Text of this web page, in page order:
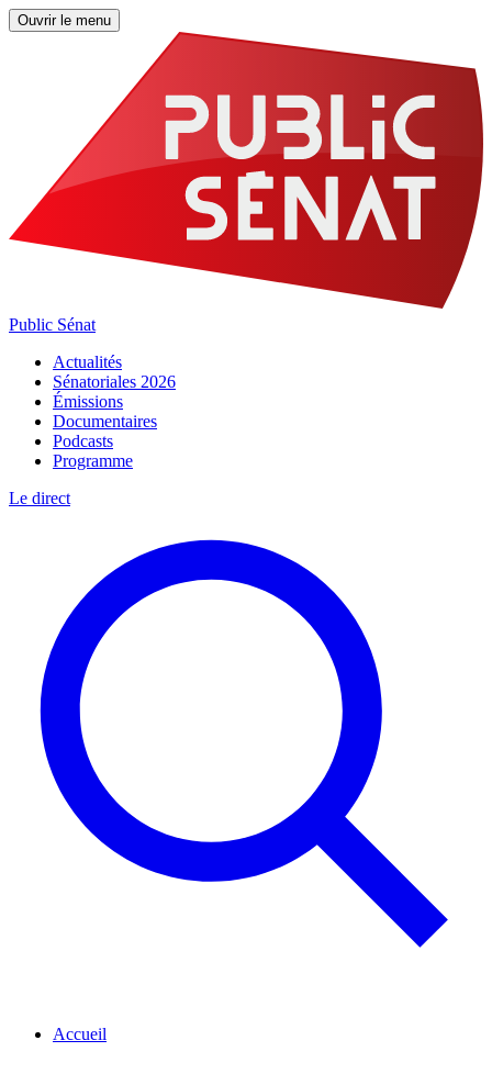
Ouvrir le menu
Public Sénat
Actualités
Sénatoriales 2026
Émissions
Documentaires
Podcasts
Programme
Le direct
Accueil